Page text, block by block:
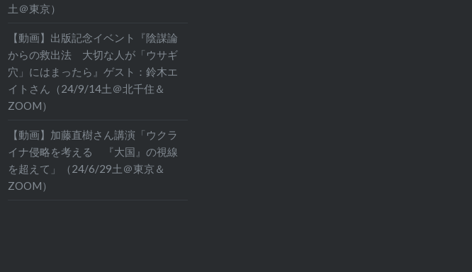
土＠東京）
【動画】出版記念イベント『陰謀論
からの救出法 大切な人が「ウサギ
穴」にはまったら』ゲスト：鈴木エ
イトさん（24/9/14土＠北千住＆
ZOOM）
【動画】加藤直樹さん講演「ウクラ
イナ侵略を考える 『大国』の視線
を超えて」（24/6/29土＠東京＆
ZOOM）